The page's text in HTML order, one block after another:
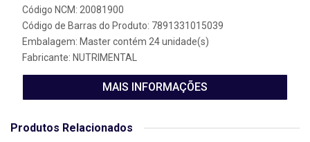
Código NCM: 20081900
Código de Barras do Produto: 7891331015039
Embalagem: Master contém 24 unidade(s)
Fabricante: NUTRIMENTAL
MAIS INFORMAÇÕES
Produtos Relacionados